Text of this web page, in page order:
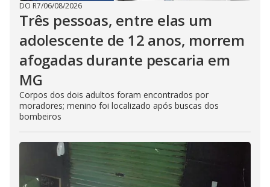
DO R7/06/08/2026
Três pessoas, entre elas um
adolescente de 12 anos, morrem
afogadas durante pescaria em
MG
Corpos dos dois adultos foram encontrados por
moradores; menino foi localizado após buscas dos
bombeiros